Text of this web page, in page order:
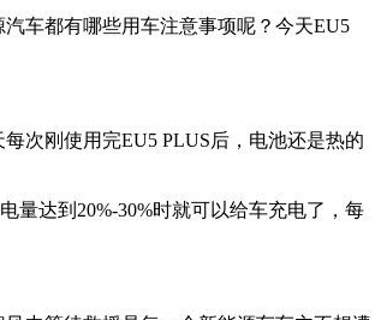
汽车都有哪些用车注意事项呢？今天EU5
次刚使用完EU5 PLUS后，电池还是热的
达到20%-30%时就可以给车充电了，每